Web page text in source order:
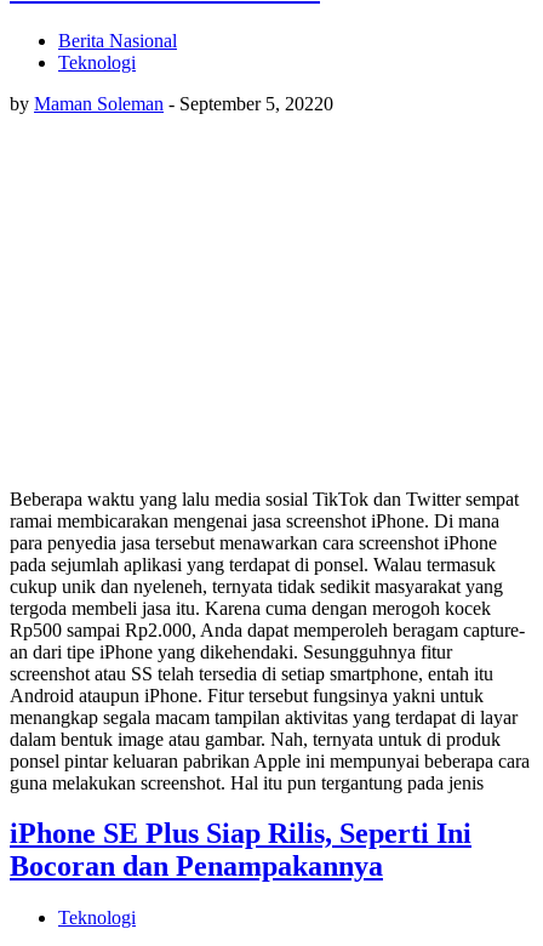
Berita Nasional
Teknologi
by Maman Soleman - September 5, 20220
Beberapa waktu yang lalu media sosial TikTok dan Twitter sempat
ramai membicarakan mengenai jasa screenshot iPhone. Di mana
para penyedia jasa tersebut menawarkan cara screenshot iPhone
pada sejumlah aplikasi yang terdapat di ponsel. Walau termasuk
cukup unik dan nyeleneh, ternyata tidak sedikit masyarakat yang
tergoda membeli jasa itu. Karena cuma dengan merogoh kocek
Rp500 sampai Rp2.000, Anda dapat memperoleh beragam capture-
an dari tipe iPhone yang dikehendaki. Sesungguhnya fitur
screenshot atau SS telah tersedia di setiap smartphone, entah itu
Android ataupun iPhone. Fitur tersebut fungsinya yakni untuk
menangkap segala macam tampilan aktivitas yang terdapat di layar
dalam bentuk image atau gambar. Nah, ternyata untuk di produk
ponsel pintar keluaran pabrikan Apple ini mempunyai beberapa cara
guna melakukan screenshot. Hal itu pun tergantung pada jenis
iPhone SE Plus Siap Rilis, Seperti Ini
Bocoran dan Penampakannya
Teknologi